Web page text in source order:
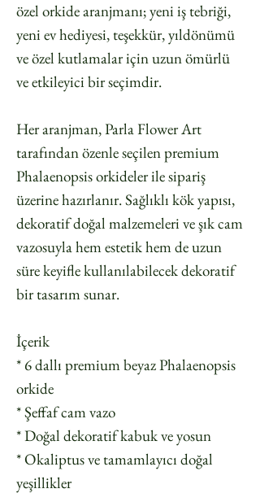
özel orkide aranjmanı; yeni iş tebriği,
yeni ev hediyesi, teşekkür, yıldönümü
ve özel kutlamalar için uzun ömürlü
ve etkileyici bir seçimdir.
Her aranjman, Parla Flower Art
tarafından özenle seçilen premium
Phalaenopsis orkideler ile sipariş
üzerine hazırlanır. Sağlıklı kök yapısı,
dekoratif doğal malzemeleri ve şık cam
vazosuyla hem estetik hem de uzun
süre keyifle kullanılabilecek dekoratif
bir tasarım sunar.
İçerik
* 6 dallı premium beyaz Phalaenopsis
orkide
* Şeffaf cam vazo
* Doğal dekoratif kabuk ve yosun
* Okaliptus ve tamamlayıcı doğal
yeşillikler